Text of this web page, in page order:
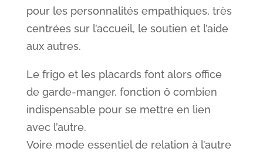
pour les personnalités empathiques, très
centrées sur l’accueil, le soutien et l’aide
aux autres.
Le frigo et les placards font alors office
de garde-manger, fonction ô combien
indispensable pour se mettre en lien
avec l’autre.
Voire mode essentiel de relation à l’autre